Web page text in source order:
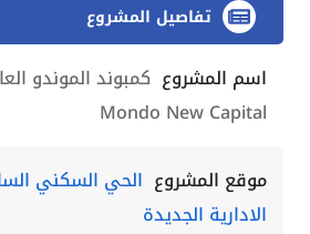
تفاصيل المشروع
اسم المشروع
Mondo New Capital
موقع المشروع
الادارية الجديدة